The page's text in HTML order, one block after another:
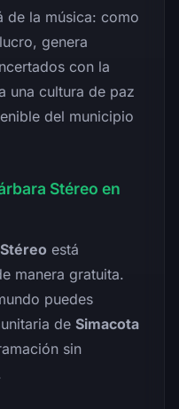
de la música: como
genera
con la
una cultura de paz
del municipio
Stéreo en
está
manera gratuita.
puedes
de Simacota
sin